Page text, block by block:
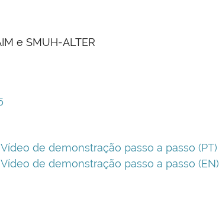
e SMUH-ALTER
de demonstração passo a passo (PT)
de demonstração passo a passo (EN)